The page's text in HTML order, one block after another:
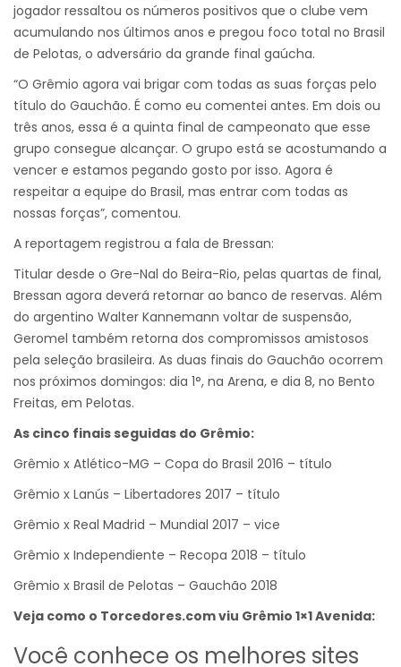
jogador ressaltou os números positivos que o clube vem
acumulando nos últimos anos e pregou foco total no Brasil
de Pelotas, o adversário da grande final gaúcha.
“O Grêmio agora vai brigar com todas as suas forças pelo
título do Gauchão. É como eu comentei antes. Em dois ou
três anos, essa é a quinta final de campeonato que esse
grupo consegue alcançar. O grupo está se acostumando a
vencer e estamos pegando gosto por isso. Agora é
respeitar a equipe do Brasil, mas entrar com todas as
nossas forças”, comentou.
A reportagem registrou a fala de Bressan:
Titular desde o Gre-Nal do Beira-Rio, pelas quartas de final,
Bressan agora deverá retornar ao banco de reservas. Além
do argentino Walter Kannemann voltar de suspensão,
Geromel também retorna dos compromissos amistosos
pela seleção brasileira. As duas finais do Gauchão ocorrem
nos próximos domingos: dia 1°, na Arena, e dia 8, no Bento
Freitas, em Pelotas.
As cinco finais seguidas do Grêmio:
Grêmio x Atlético-MG – Copa do Brasil 2016 – título
Grêmio x Lanús – Libertadores 2017 – título
Grêmio x Real Madrid – Mundial 2017 – vice
Grêmio x Independiente – Recopa 2018 – título
Grêmio x Brasil de Pelotas – Gauchão 2018
Veja como o Torcedores.com viu Grêmio 1×1 Avenida:
Você conhece os melhores sites